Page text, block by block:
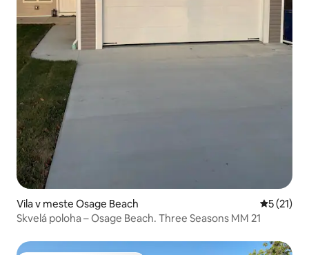
Vila v meste Osage Beach
5 (21)
Skvelá poloha – Osage Beach. Three Seasons MM 21